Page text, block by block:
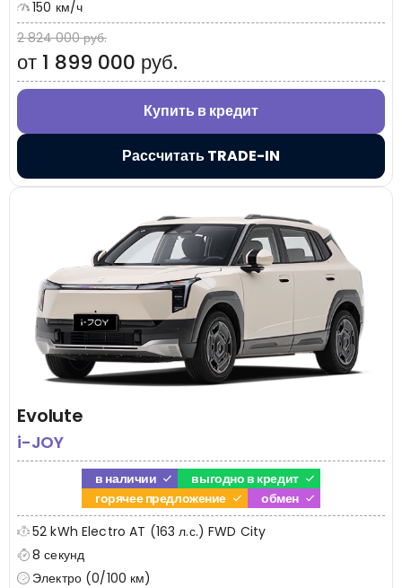
150 км/ч
2 824 000 руб.
от 1 899 000 руб.
Купить в кредит
Рассчитать TRADE-IN
Evolute
i-JOY
в наличии
выгодно в кредит
горячее предложение
обмен
52 kWh Electro AT (163 л.с.) FWD City
8 секунд
Электро (0/100 км)